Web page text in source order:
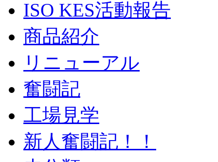
ISO KES活動報告
商品紹介
リニューアル
奮闘記
工場見学
新人奮闘記！！